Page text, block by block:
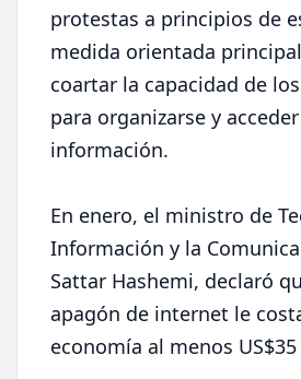
protestas a principios de
medida orientada
coartar la capacidad de
para organizarse y
información.
En enero, el ministro de
Información y la
Sattar Hashemi, declaró
apagón de internet le
economía al menos